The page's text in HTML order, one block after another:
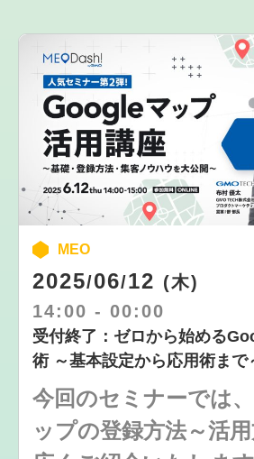
MEO
2025/06/12 (木)
14:00 - 00:00
受付終了：ゼロから始める
術 ～基本設定から応用術まで
今回のセミナーでは
ップの登録方法～活